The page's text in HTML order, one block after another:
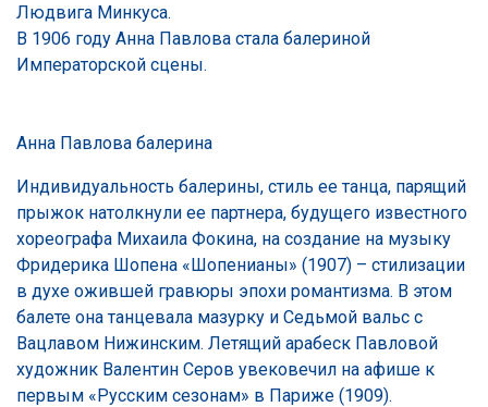
Людвига Минкуса.
В 1906 году Анна Павлова стала балериной
Императорской сцены.
Анна Павлова балерина
Индивидуальность балерины, стиль ее танца, парящий
прыжок натолкнули ее партнера, будущего известного
хореографа Михаила Фокина, на создание на музыку
Фридерика Шопена «Шопенианы» (1907) – стилизации
в духе ожившей гравюры эпохи романтизма. В этом
балете она танцевала мазурку и Седьмой вальс с
Вацлавом Нижинским. Летящий арабеск Павловой
художник Валентин Серов увековечил на афише к
первым «Русским сезонам» в Париже (1909).